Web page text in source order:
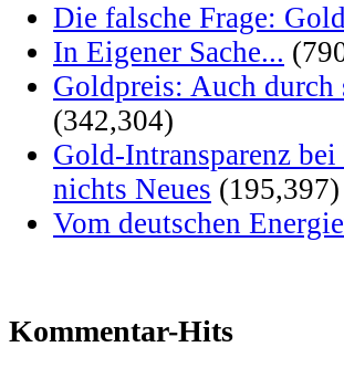
Die falsche Frage:
In Eigener Sache...
Goldpreis: Auch durch
(342,304)
Gold-Intransparenz
nichts Neues (195,397)
Vom deutschen
Kommentar-Hits